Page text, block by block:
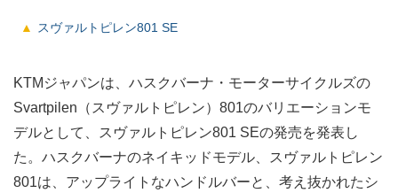
スヴァルトピレン801 SE
KTMジャパンは、ハスクバーナ・モーターサイクルズの
Svartpilen（スヴァルトピレン）801のバリエーションモ
デルとして、スヴァルトピレン801 SEの発売を発表し
た。ハスクバーナのネイキッドモデル、スヴァルトピレン
801は、アップライトなハンドルバーと、考え抜かれたシ